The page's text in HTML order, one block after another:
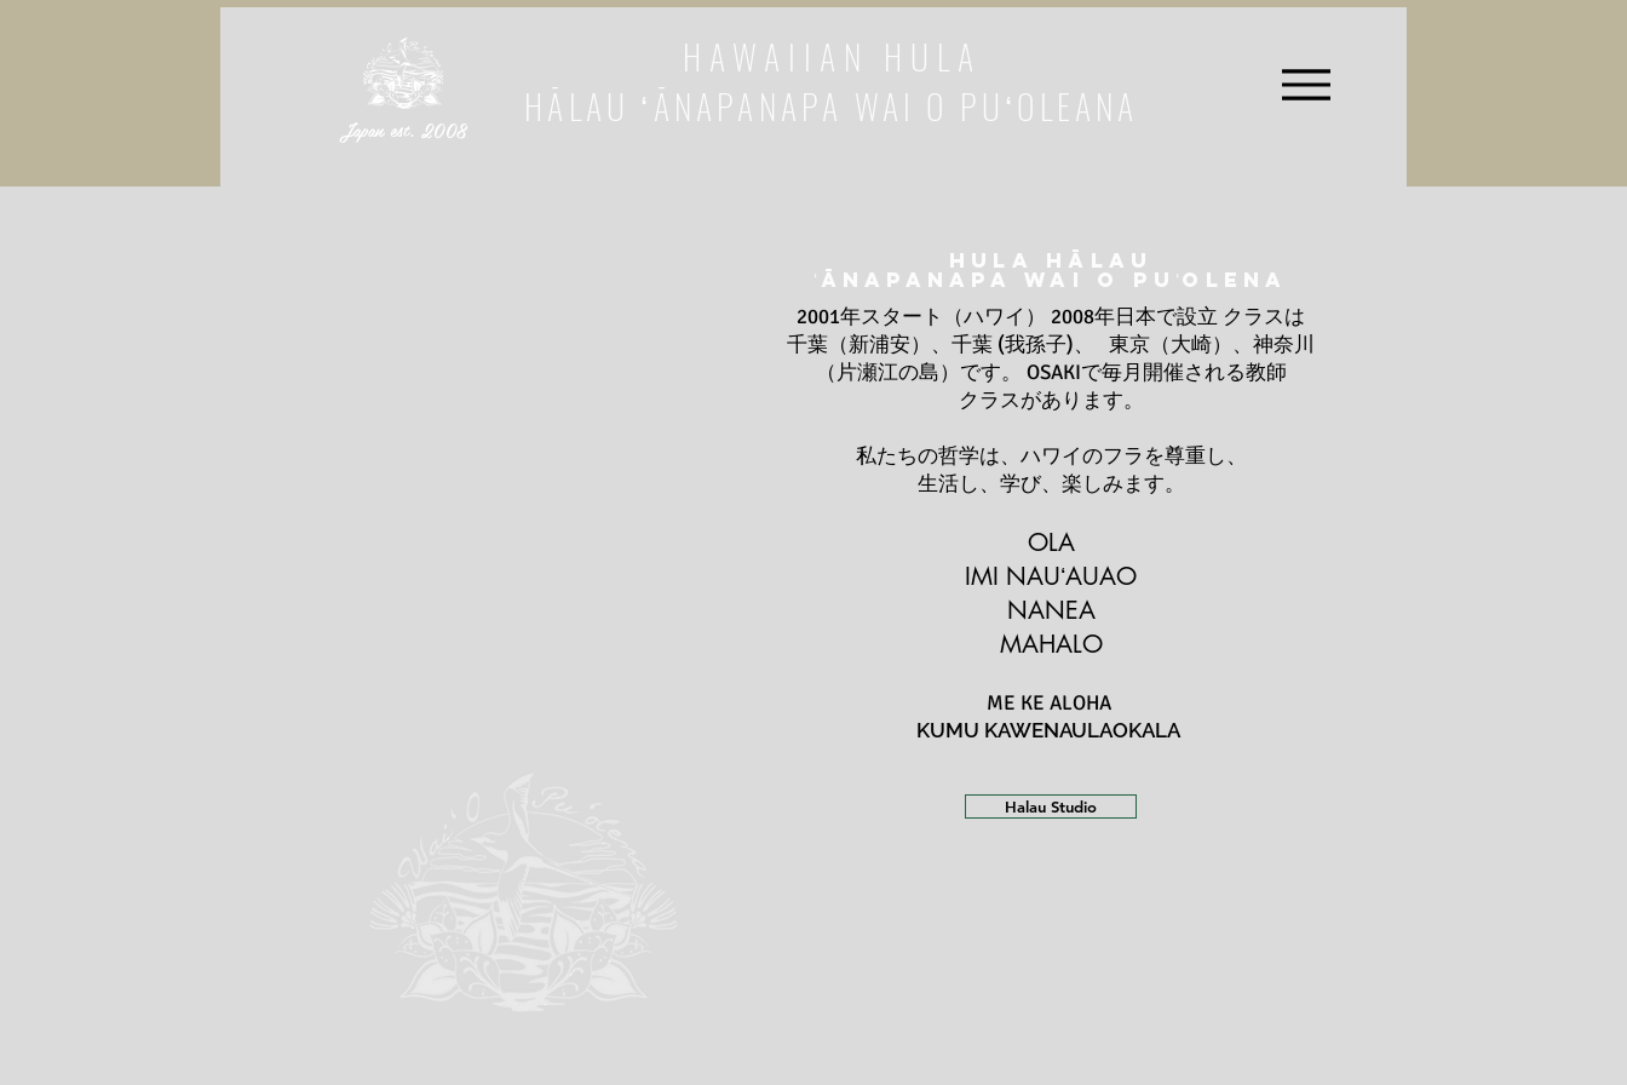
Japan est. 2008
HAWAIIAN HULA
HĀLAU ʻĀNAPANAPA WAI O PUʻOLEANA
HULA HĀLAU
ʻĀNAPANAPA WAI O PUʻOLENA
2001年スタート（ハワイ） 2008年日本で設立 クラスは
千葉（新浦安）、千葉 (我孫子)、 東京（大崎）、神奈川
（片瀬江の島）です。 OSAKIで毎月開催される教師
クラスがあります。
私たちの哲学は、ハワイのフラを尊重し、
生活し、学び、楽しみます。
OLA
IMI NAUʻAUAO
NANEA
MAHALO
ME KE ALOHA
KUMU KAWENAULAOKALA
Halau Studio